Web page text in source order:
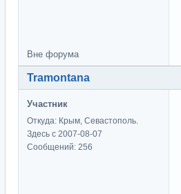
Вне форума
Tramontana
Участник
Откуда: Крым, Севастополь.
Здесь с 2007-08-07
Сообщений: 256